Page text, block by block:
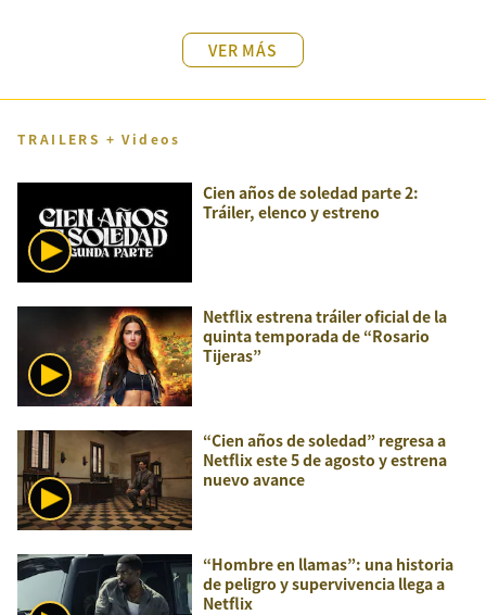
VER MÁS
TRAILERS + Videos
Cien años de soledad parte 2:
Tráiler, elenco y estreno
Netflix estrena tráiler oficial de la
quinta temporada de “Rosario
Tijeras”
“Cien años de soledad” regresa a
Netflix este 5 de agosto y estrena
nuevo avance
“Hombre en llamas”: una historia
de peligro y supervivencia llega a
Netflix